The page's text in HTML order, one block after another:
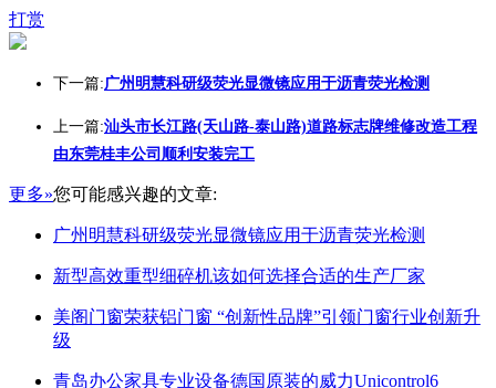
打赏
下一篇:广州明慧科研级荧光显微镜应用于沥青荧光检测
上一篇:汕头市长江路(天山路-泰山路)道路标志牌维修改造工程
由东莞桂丰公司顺利安装完工
更多»您可能感兴趣的文章:
广州明慧科研级荧光显微镜应用于沥青荧光检测
新型高效重型细碎机该如何选择合适的生产厂家
美阁门窗荣获铝门窗 “创新性品牌”引领门窗行业创新升
级
青岛办公家具专业设备德国原装的威力Unicontrol6